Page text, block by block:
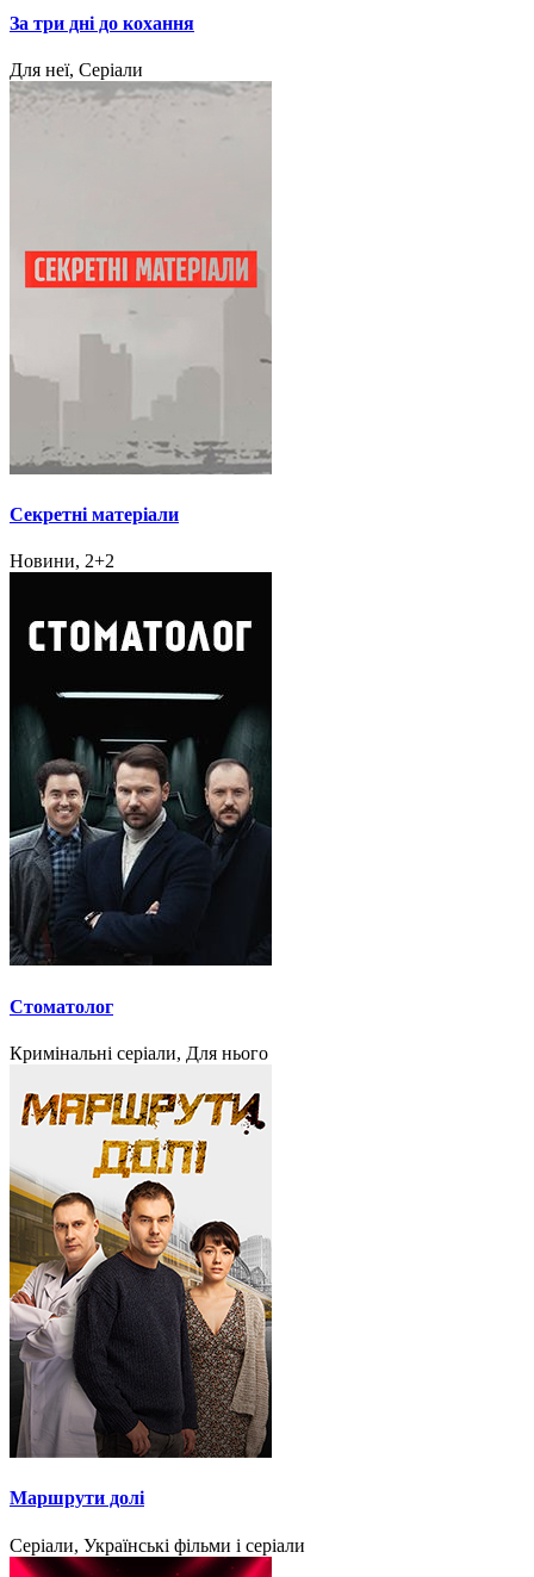
За три дні до кохання
Для неї, Серіали
Секретні матеріали
Новини, 2+2
Стоматолог
Кримінальні серіали, Для нього
Маршрути долі
Серіали, Українські фільми і серіали